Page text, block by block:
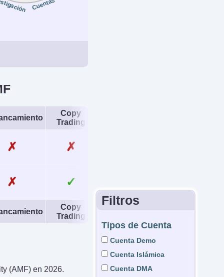
HKD, PLN, CZK,
Cuentas
de cuenta
No
Copy
Trading
✗ ✗
✗ ✓
Copy
Trading
(AMF) en 2026.
Filtros
Tipos de Cuenta
Cuenta Demo
Cuenta Islámica
Cuenta DMA